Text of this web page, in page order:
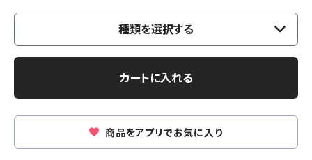
種類を選択する
カートに入れる
商品をアプリでお気に入り